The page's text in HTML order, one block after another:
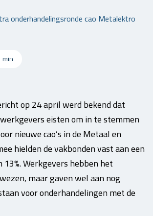
onderhandelingsronde cao Metalektro
min
op 24 april werd bekend dat
eisten om in te stemmen
nieuwe cao’s in de Metaal en
hielden de vakbonden vast aan een
Werkgevers hebben het
maar gaven wel aan nog
voor onderhandelingen met de